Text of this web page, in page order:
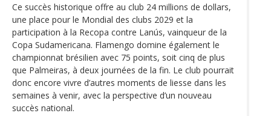
Ce succès historique offre au club 24 millions de dollars,
une place pour le Mondial des clubs 2029 et la
participation à la Recopa contre Lanús, vainqueur de la
Copa Sudamericana. Flamengo domine également le
championnat brésilien avec 75 points, soit cinq de plus
que Palmeiras, à deux journées de la fin. Le club pourrait
donc encore vivre d’autres moments de liesse dans les
semaines à venir, avec la perspective d’un nouveau
succès national.